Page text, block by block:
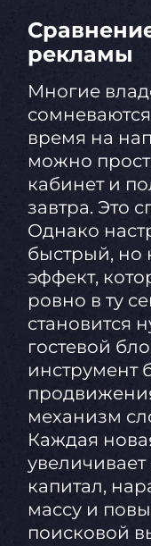
рекламы
Многие
время на
можно
кабинет и
завтра. Это
Однако
быстрый, но
эффект,
ровно в ту
становится
гостевой
инструмент
механизм
Каждая
капитал,
массу и
поисковой